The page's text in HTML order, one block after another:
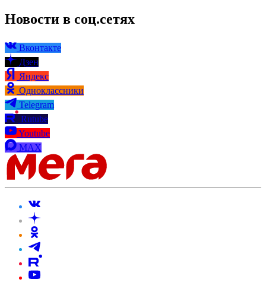
Новости в соц.сетях
Вконтакте
Дзен
Яндекс
Одноклассники
Telegram
Rutube
Youtube
MAX